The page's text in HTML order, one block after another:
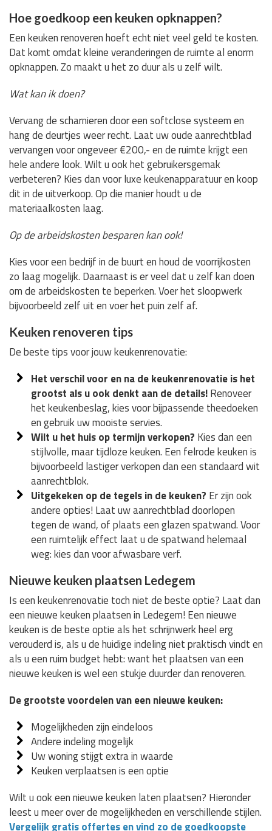
Hoe goedkoop een keuken opknappen?
Een keuken renoveren hoeft echt niet veel geld te kosten.
Dat komt omdat kleine veranderingen de ruimte al enorm
opknappen. Zo maakt u het zo duur als u zelf wilt.
Wat kan ik doen?
Vervang de scharnieren door een softclose systeem en
hang de deurtjes weer recht. Laat uw oude aanrechtblad
vervangen voor ongeveer €200,- en de ruimte krijgt een
hele andere look. Wilt u ook het gebruikersgemak
verbeteren? Kies dan voor luxe keukenapparatuur en koop
dit in de uitverkoop. Op die manier houdt u de
materiaalkosten laag.
Op de arbeidskosten besparen kan ook!
Kies voor een bedrijf in de buurt en houd de voorrijkosten
zo laag mogelijk. Daarnaast is er veel dat u zelf kan doen
om de arbeidskosten te beperken. Voer het sloopwerk
bijvoorbeeld zelf uit en voer het puin zelf af.
Keuken renoveren tips
De beste tips voor jouw keukenrenovatie:
Het verschil voor en na de keukenrenovatie is het
grootst als u ook denkt aan de details!Renoveer
het keukenbeslag, kies voor bijpassende theedoeken
en gebruik uw mooiste servies.
Wilt u het huis op termijn verkopen? Kies dan een
stijlvolle, maar tijdloze keuken. Een felrode keuken is
bijvoorbeeld lastiger verkopen dan een standaard wit
aanrechtblok.
Uitgekeken op de tegels in de keuken? Er zijn ook
andere opties! Laat uw aanrechtblad doorlopen
tegen de wand, of plaats een glazen spatwand. Voor
een ruimtelijk effect laat u de spatwand helemaal
weg: kies dan voor afwasbare verf.
Nieuwe keuken plaatsen Ledegem
Is een keukenrenovatie toch niet de beste optie? Laat dan
een nieuwe keuken plaatsen in Ledegem! Een nieuwe
keuken is de beste optie als het schrijnwerk heel erg
verouderd is, als u de huidige indeling niet praktisch vindt en
als u een ruim budget hebt: want het plaatsen van een
nieuwe keuken is wel een stukje duurder dan renoveren.
De grootste voordelen van een nieuwe keuken:
Mogelijkheden zijn eindeloos
Andere indeling mogelijk
Uw woning stijgt extra in waarde
Keuken verplaatsen is een optie
Wilt u ook een nieuwe keuken laten plaatsen? Hieronder
leest u meer over de mogelijkheden en verschillende stijlen.
Vergelijk gratis offertes en vind zo de goedkoopste